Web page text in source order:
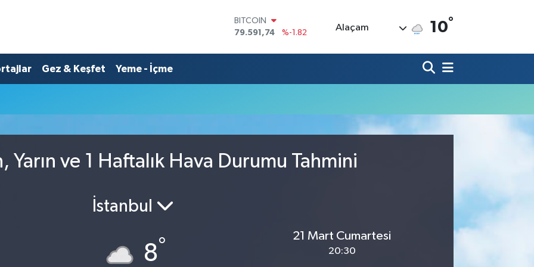
BITCOIN
79.591,74
%-1.82
%0
Alaçam 10°
Gez & Keşfet Yeme - İçme
Yarın ve 1 Haftalık Hava Durumu Tahmini
İstanbul
8°
21 Mart Cumartesi
20:30